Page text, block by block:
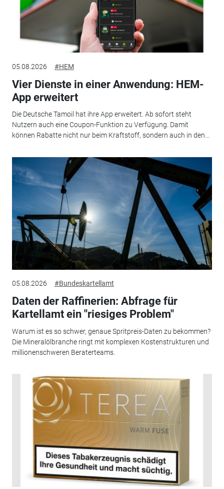
05.08.2026 #HEM
Vier Dienste in einer Anwendung: HEM-
App erweitert
Die Deutsche Tamoil hat ihre App erweitert. Ab sofort steht
Nutzern auch eine Coupon-Funktion zu Verfügung. Damit
können Rabatte nicht nur beim Kraftstoff, sondern auch in den...
05.08.2026 #Bundeskartellamt
Daten der Raffinerien: Abfrage für
Kartellamt ein "riesiges Problem"
Warum ist es so schwer, genaue Spritpreis-Daten zu bekommen?
Die Mineralölbranche ringt mit komplexen Kostenstrukturen und
millionenschweren Beraterteams.